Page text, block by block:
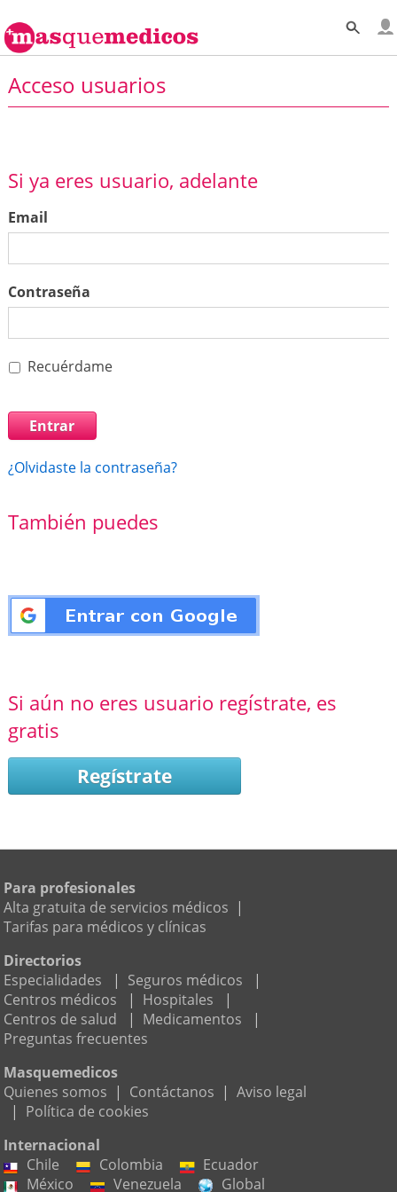
Acceso usuarios
Si ya eres usuario, adelante
Email
Contraseña
Recuérdame
¿Olvidaste la contraseña?
También puedes
Si aún no eres usuario regístrate, es
gratis
Regístrate
Para profesionales
Alta gratuita de servicios médicos |
Tarifas para médicos y clínicas
Directorios
Especialidades
| Seguros médicos
|
Centros médicos
| Hospitales
|
Centros de salud
| Medicamentos
|
Preguntas frecuentes
Masquemedicos
Quienes somos | Contáctanos | Aviso legal
| Política de cookies
Internacional
Chile
Colombia
Ecuador
México
Venezuela Global